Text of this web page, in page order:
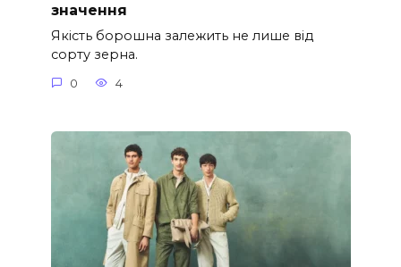
значення
Якість борошна залежить не лише від
сорту зерна.
0 4